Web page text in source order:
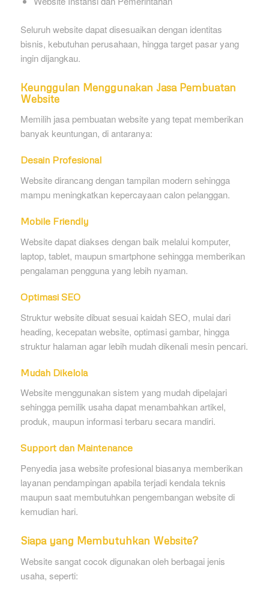
Seluruh website dapat disesuaikan dengan identitas
bisnis, kebutuhan perusahaan, hingga target pasar yang
ingin dijangkau.
Keunggulan Menggunakan Jasa Pembuatan
Website
Memilih jasa pembuatan website yang tepat memberikan
banyak keuntungan, di antaranya:
Desain Profesional
Website dirancang dengan tampilan modern sehingga
mampu meningkatkan kepercayaan calon pelanggan.
Mobile Friendly
Website dapat diakses dengan baik melalui komputer,
laptop, tablet, maupun smartphone sehingga memberikan
pengalaman pengguna yang lebih nyaman.
Optimasi SEO
Struktur website dibuat sesuai kaidah SEO, mulai dari
heading, kecepatan website, optimasi gambar, hingga
struktur halaman agar lebih mudah dikenali mesin pencari.
Mudah Dikelola
Website menggunakan sistem yang mudah dipelajari
sehingga pemilik usaha dapat menambahkan artikel,
produk, maupun informasi terbaru secara mandiri.
Support dan Maintenance
Penyedia jasa website profesional biasanya memberikan
layanan pendampingan apabila terjadi kendala teknis
maupun saat membutuhkan pengembangan website di
kemudian hari.
Siapa yang Membutuhkan Website?
Website sangat cocok digunakan oleh berbagai jenis
usaha, seperti: